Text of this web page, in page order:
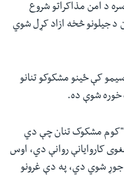
د امن مذاکراتو شروع
د جيلونو څخه ازاد کړل شوي
کې ځينو مشکوکو تنانو
خوره شوې ده.
"کوم مشکوک تنان چې دي
کاروايانې روانې دي، اوس
جوړ شوي دي، په دې غرونو